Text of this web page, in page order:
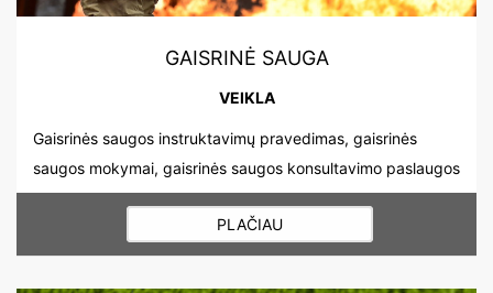
GAISRINĖ SAUGA
VEIKLA
Gaisrinės saugos instruktavimų pravedimas, gaisrinės
saugos mokymai, gaisrinės saugos konsultavimo paslaugos
PLAČIAU